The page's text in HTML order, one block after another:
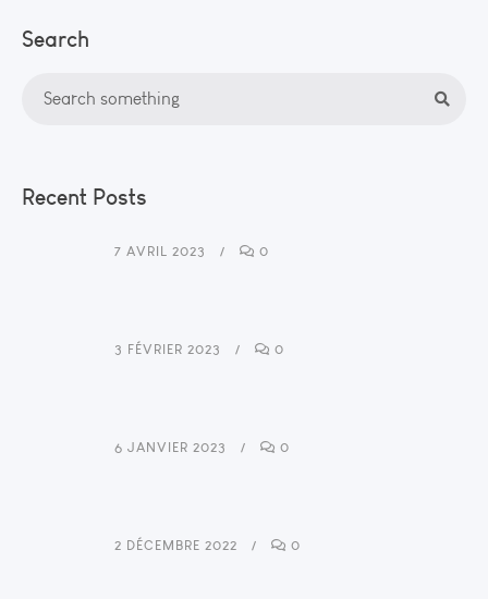
Search
Recent Posts
7 AVRIL 2023 0
3 FÉVRIER 2023 0
6 JANVIER 2023 0
2 DÉCEMBRE 2022 0